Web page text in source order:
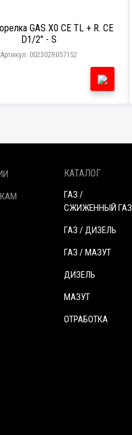
GAS X0 CE TL + R. CE
D1/2" - S
Артикул: 002302R057152
КАТАЛОГ
ГАЗ /
СЖИЖЕННЫЙ ГАЗ
ГАЗ / ДИЗЕЛЬ
ГАЗ / МАЗУТ
ДИЗЕЛЬ
МАЗУТ
ОТРАБОТКА